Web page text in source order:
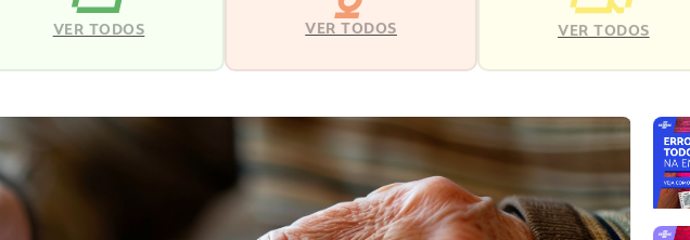
VER TODOS VER TODOS VER TODOS